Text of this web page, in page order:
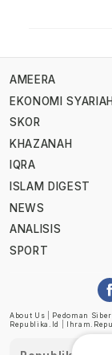
AMEERA
EKONOMI
SKOR
KHAZANAH
IQRA
ISLAM DIGEST
NEWS
ANALISIS
SPORT
About Us Pedoman Siber
Republika.id